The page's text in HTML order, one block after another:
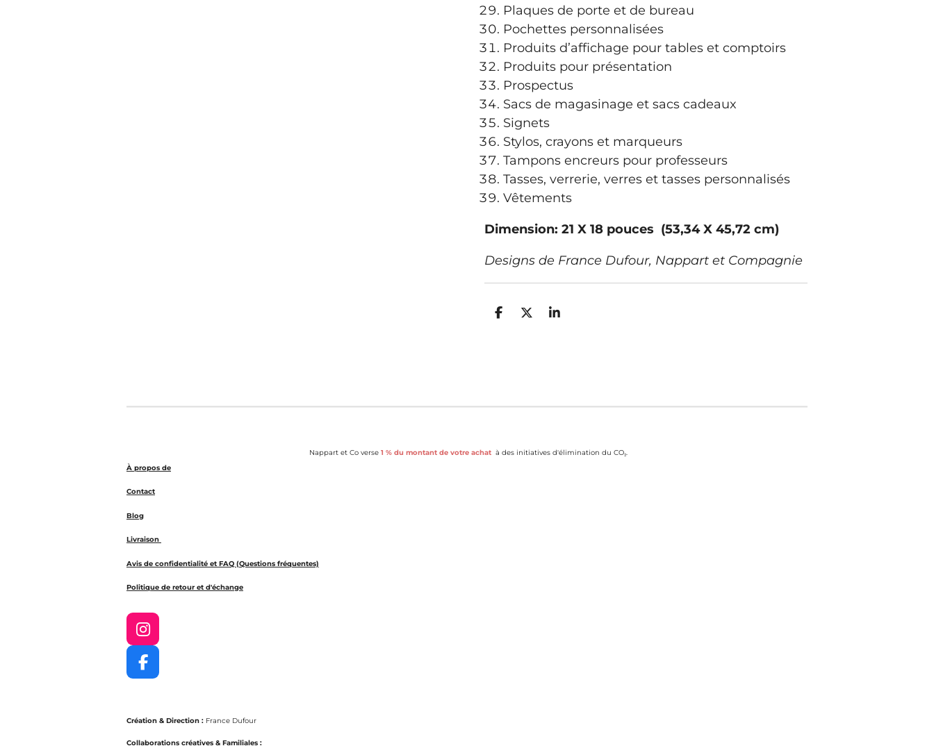
Plaques de porte et de bureau
Pochettes personnalisées
Produits d’affichage pour tables et comptoirs
Produits pour présentation
Prospectus
Sacs de magasinage et sacs cadeaux
Signets
Stylos, crayons et marqueurs
Tampons encreurs pour professeurs
Tasses, verrerie, verres et tasses personnalisés
Vêtements
Dimension: 21 X 18 pouces (53,34 X 45,72 cm)
Designs de France Dufour, Nappart et Compagnie
P
r
P
r
P
r
Nappart et Co verse 1 % du montant de votre achat à des initiatives d'élimination du CO₂.
À propos de
Contact
Blog
Livraison
Avis de confidentialité et FAQ (Questions fréquentes)
Politique de retour et d'échange
I
n
s
t
r
a
F
a
b
o
Création & Direction : France Dufour
Collaborations créatives & Familiales :